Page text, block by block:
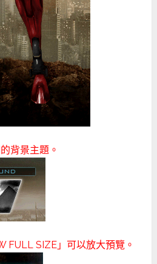
背景主題。
FULL SIZE」可以放大預覽。